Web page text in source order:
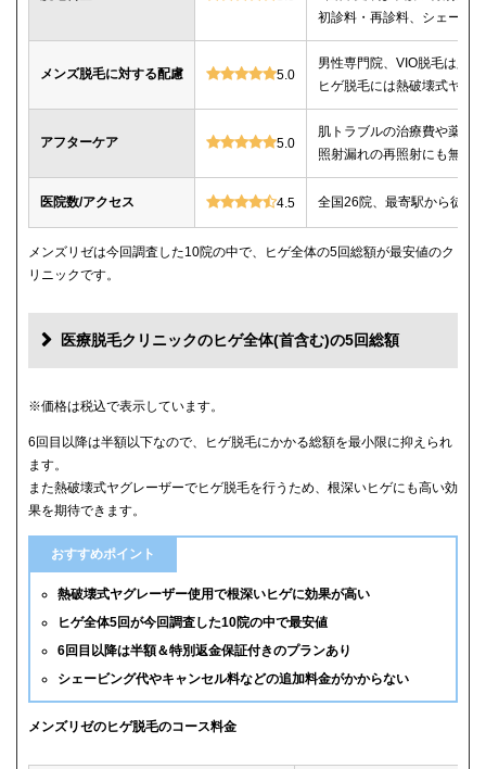
初診料・再診料、シェービ
メンズ脱毛に対する配慮 5.0
男性専門院、VIO脱毛は必
ヒゲ脱毛には熱破壊式ヤグ
アフターケア 5.0
肌トラブルの治療費や薬代
照射漏れの再照射にも無料
医院数/アクセス 4.5 全国26院、最寄駅から徒歩
メンズリゼは今回調査した10院の中で、ヒゲ全体の5回総額が最安値のク
リニックです。
医療脱毛クリニックのヒゲ全体(首含む)の5回総額
クリニック
メンズリゼ 59,800円
メンズルシアクリニック 61,600円(平日5回)
65,880円(6回)
渋谷美容外科クリニック 74,800円(首あご裏除く)
ゴリラクリニック 76,800円(平日6回)
メンズエミナル 78,000円
ダビデクリニック
※価格は税込で表示しています。
6回目以降は半額以下なので、ヒゲ脱毛にかかる総額を最小限に抑えられ
ます。
また熱破壊式ヤグレーザーでヒゲ脱毛を行うため、根深いヒゲにも高い効
果を期待できます。
おすすめポイント
熱破壊式ヤグレーザー使用で根深いヒゲに効果が高い
ヒゲ全体5回が今回調査した10院の中で最安値
6回目以降は半額＆特別返金保証付きのプランあり
シェービング代やキャンセル料などの追加料金がかからない
メンズリゼのヒゲ脱毛のコース料金